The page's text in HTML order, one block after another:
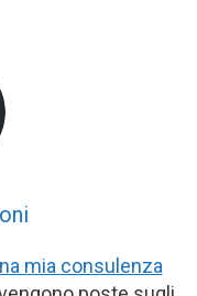
mia consulenza